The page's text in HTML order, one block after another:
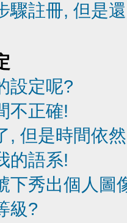
驟註冊, 但是
設定呢?
不正確!
, 但是時間依
的語系!
下秀出個人圖
級?